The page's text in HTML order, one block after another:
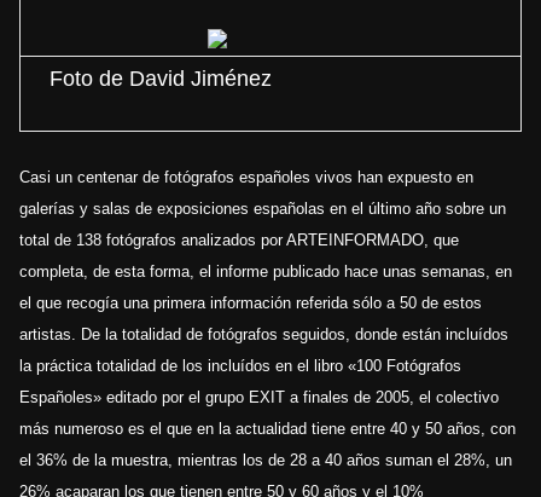
Foto de David Jiménez
Casi un centenar de fotógrafos españoles vivos han expuesto en
galerías y salas de exposiciones españolas en el último año sobre un
total de 138 fotógrafos analizados por ARTEINFORMADO, que
completa, de esta forma, el informe publicado hace unas semanas, en
el que recogía una primera información referida sólo a 50 de estos
artistas. De la totalidad de fotógrafos seguidos, donde están incluídos
la práctica totalidad de los incluídos en el libro «100 Fotógrafos
Españoles» editado por el grupo EXIT a finales de 2005, el colectivo
más numeroso es el que en la actualidad tiene entre 40 y 50 años, con
el 36% de la muestra, mientras los de 28 a 40 años suman el 28%, un
26% acaparan los que tienen entre 50 y 60 años y el 10%